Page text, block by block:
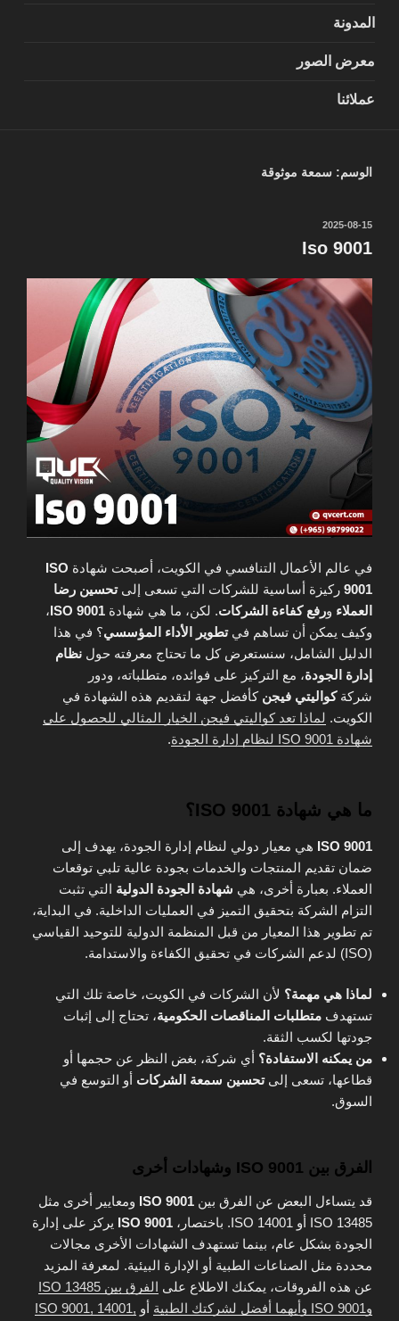
المدونة
معرض الصور
عملائنا
الوسم: سمعة موثوقة
نُشر
في
2025-08-15
Iso 9001
في عالم الأعمال التنافسي في الكويت، أصبحت شهادة ISO
9001 ركيزة أساسية للشركات التي تسعى إلىتحسين رضا
العملاء ورفع كفاءة الشركات. لكن، ما هي شهادة ISO 9001،
وكيف يمكن أن تساهم فيتطوير الأداء المؤسسي؟ في هذا
الدليل الشامل، سنستعرض كل ما تحتاج معرفته حول نظام
إدارة الجودة، مع التركيز على فوائده، متطلباته، ودور
شركةكواليتي فيجن كأفضل جهة لتقديم هذه الشهادة في
الكويت. لماذا تعد كواليتي فيجن الخيار المثالي للحصول على
شهادة ISO 9001 لنظام إدارة الجودة
.
ما هي شهادة ISO 9001؟
ISO 9001 هي معيار دولي لنظام إدارة الجودة، يهدف إلى
ضمان تقديم المنتجات والخدمات بجودة عالية تلبي توقعات
العملاء. بعبارة أخرى، هي شهادة الجودة الدولية التي تثبت
التزام الشركة بتحقيق التميز في العمليات الداخلية. في البداية،
تم تطوير هذا المعيار من قبل المنظمة الدولية للتوحيد القياسي
(ISO) لدعم الشركات في تحقيق الكفاءة والاستدامة.
لماذا هي مهمة؟ لأن الشركات في الكويت، خاصة تلك التي
تستهدف متطلبات المناقصات الحكومية، تحتاج إلى إثبات
جودتها لكسب الثقة.
من يمكنه الاستفادة؟ أي شركة، بغض النظر عن حجمها أو
قطاعها، تسعى إلىتحسين سمعة الشركات أو التوسع في
السوق.
الفرق بين ISO 9001 وشهادات أخرى
قد يتساءل البعض عن الفرق بين ISO 9001 ومعايير أخرى مثل
ISO 13485 أو ISO 14001. باختصار،
ISO 9001 يركز على إدارة
الجودة بشكل عام، بينما تستهدف الشهادات الأخرى مجالات
محددة مثل الصناعات الطبية أو الإدارة البيئية. لمعرفة المزيد
عن هذه الفروقات، يمكنك الاطلاع على
الفرق بين ISO 13485
وISO 9001 وأيهما أفضل لشركتك الطبية
أو ISO 9001, 14001,